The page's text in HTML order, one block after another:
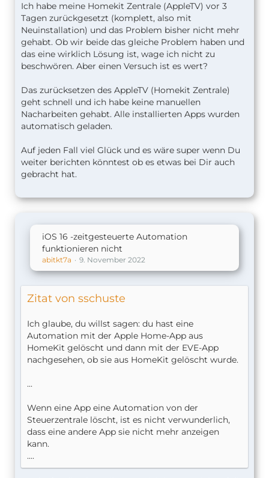
Ich habe meine Homekit Zentrale (AppleTV) vor 3
Tagen zurückgesetzt (komplett, also mit
Neuinstallation) und das Problem bisher nicht mehr
gehabt. Ob wir beide das gleiche Problem haben und
das eine wirklich Lösung ist, wage ich nicht zu
beschwören. Aber einen Versuch ist es wert?
Das zurücksetzen des AppleTV (Homekit Zentrale)
geht schnell und ich habe keine manuellen
Nacharbeiten gehabt. Alle installierten Apps wurden
automatisch geladen.
Auf jeden Fall viel Glück und es wäre super wenn Du
weiter berichten könntest ob es etwas bei Dir auch
gebracht hat.
iOS 16 -zeitgesteuerte Automation
funktionieren nicht
abitkt7a 9. November 2022
Zitat von sschuste
Ich glaube, du willst sagen: du hast eine
Automation mit der Apple Home-App aus
HomeKit gelöscht und dann mit der EVE-App
nachgesehen, ob sie aus HomeKit gelöscht wurde.
...
Wenn eine App eine Automation von der
Steuerzentrale löscht, ist es nicht verwunderlich,
dass eine andere App sie nicht mehr anzeigen
kann.
....